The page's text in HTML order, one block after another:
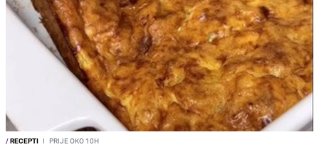
/RECEPTI I PRIJE OKO 10H